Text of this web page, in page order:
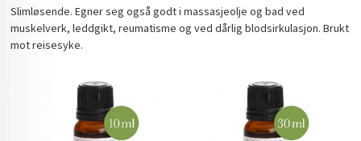
Slimløsende. Egner seg også godt i massasjeolje og bad ved
muskelverk, leddgikt, reumatisme og ved dårlig blodsirkulasjon. Brukt
mot reisesyke.